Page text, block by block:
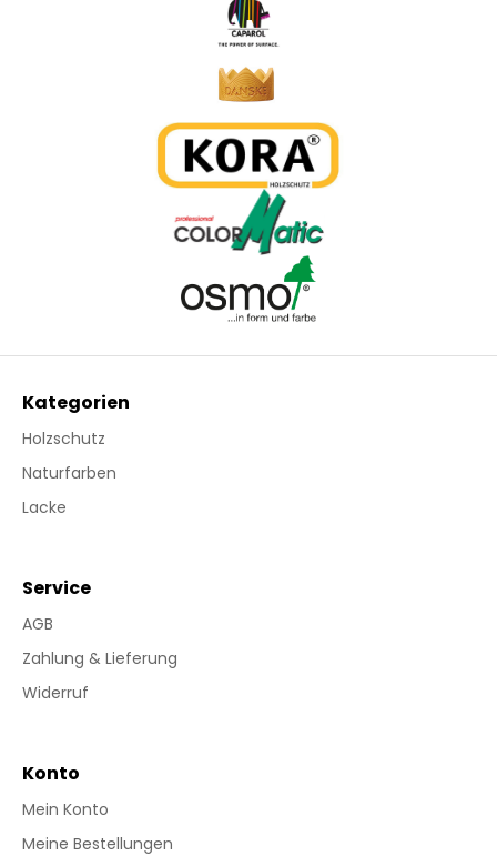
Kategorien
Holzschutz
Naturfarben
Lacke
Service
AGB
Zahlung & Lieferung
Widerruf
Konto
Mein Konto
Meine Bestellungen